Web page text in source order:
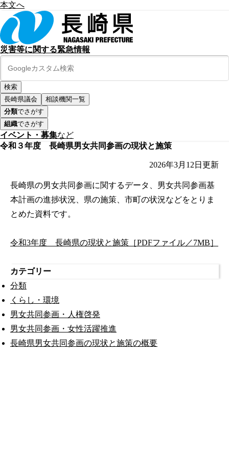
本文へ
災害等に関する緊急情報
長崎県議会
相談機関一覧
分類でさがす
組織でさがす
イベント・募集など
令和３年度 長崎県男女共同参画の現状と施策
2026年3月12日 更新
長崎県の男女共同参画に関するデータ、男女共同参画基
本計画の進捗状況、県の施策、市町の状況などをとりま
とめた資料です。
令和3年度 長崎県の現状と施策［PDFファイル／7MB］
カテゴリー
分類
くらし・環境
男女共同参画・人権啓発
男女共同参画・女性活躍推進
長崎県男女共同参画の現状と施策の概要